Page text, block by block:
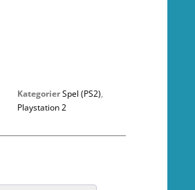
KategorierSpel (PS2),
Playstation 2